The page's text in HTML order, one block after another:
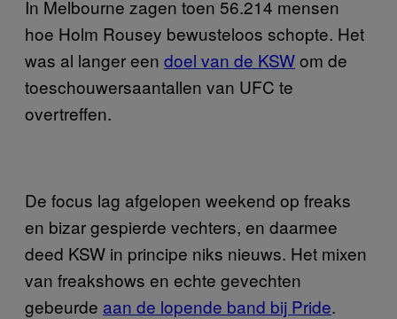
In Melbourne zagen toen 56.214 mensen
hoe Holm Rousey bewusteloos schopte. Het
was al langer een doel van de KSWom de
toeschouwersaantallen van UFC te
overtreffen.
De focus lag afgelopen weekend op freaks
en bizar gespierde vechters, en daarmee
deed KSW in principe niks nieuws. Het mixen
van freakshows en echte gevechten
gebeurde aan de lopende band bij Pride.